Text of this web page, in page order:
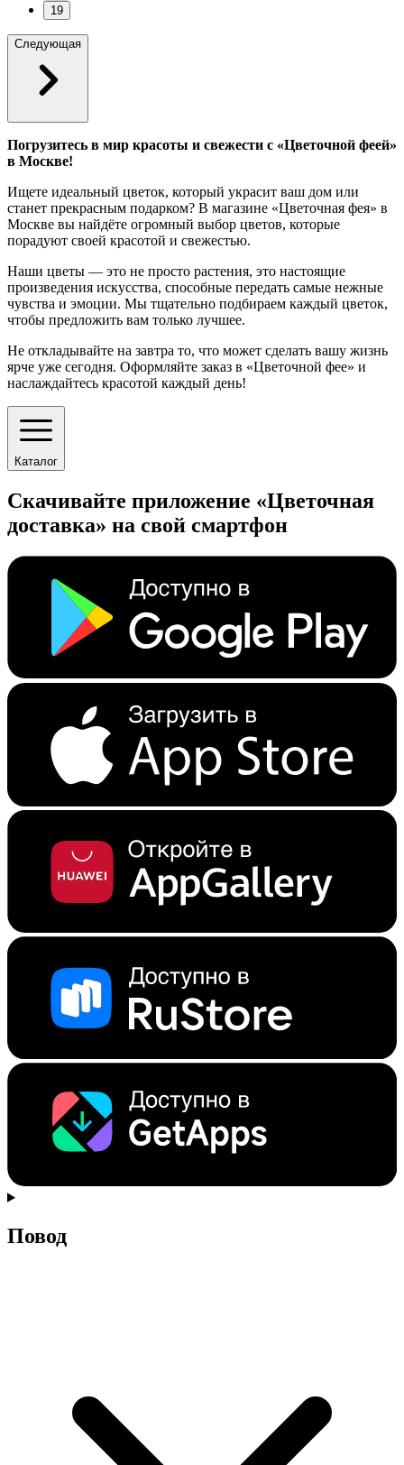
19
Следующая
Погрузитесь в мир красоты и свежести с «Цветочной феей»
в Москве!
Ищете идеальный цветок, который украсит ваш дом или
станет прекрасным подарком? В магазине «Цветочная фея» в
Москве вы найдёте огромный выбор цветов, которые
порадуют своей красотой и свежестью.
Наши цветы — это не просто растения, это настоящие
произведения искусства, способные передать самые нежные
чувства и эмоции. Мы тщательно подбираем каждый цветок,
чтобы предложить вам только лучшее.
Не откладывайте на завтра то, что может сделать вашу жизнь
ярче уже сегодня. Оформляйте заказ в «Цветочной фее» и
наслаждайтесь красотой каждый день!
Каталог
Скачивайте приложение «Цветочная
доставка» на свой смартфон
Повод